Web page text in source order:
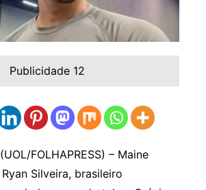
Publicidade 12
FOLHAPRESS) – Maine
Silveira, brasileiro